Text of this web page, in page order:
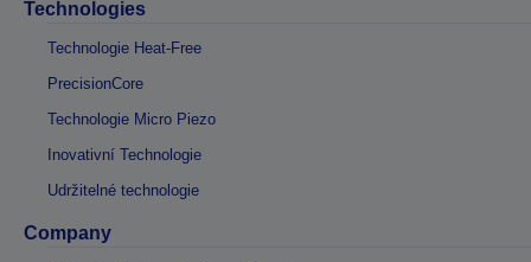
Technologies
Technologie Heat-Free
PrecisionCore
Technologie Micro Piezo
Inovativní Technologie
Udržitelné technologie
Company